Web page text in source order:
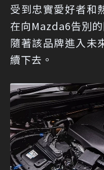
受到忠實愛好者和
在向Mazda6告別
隨著該品牌進入未
續下去。